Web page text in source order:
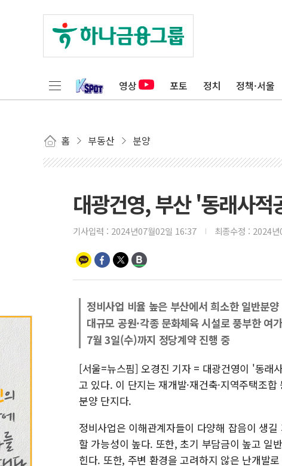
영상 포토 정치 정책·서울
홈 부동산 분양
대광건영, 부산 '동래사
기사입력 : 2024년07월02일 16:37 최종수정 : 2024
정비사업 비율 높은 부산에서 희소한 일반분
대규모 공원·각종 문화체육 시설로 풍부한 여
7월 3일(수)까지 정당계약 진행 중
[서울=뉴스핌] 오경진 기자 = 대광건영이 '동래
고 있다. 이 단지는 재개발·재건축·지역주택조
분양 단지다.
정비사업은 이해관계자들이 다양해 잡음이 생
할 가능성이 높다. 또한, 초기 부담금이 높고 일
힌다. 또한, 주변 환경을 고려하지 않은 난개발